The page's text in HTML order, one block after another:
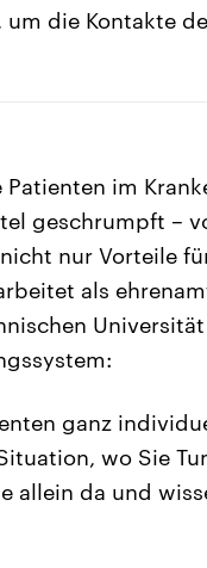
die Kontakte
im
geschrumpft –
nur Vorteile
als
ganz
wo Sie
allein da und